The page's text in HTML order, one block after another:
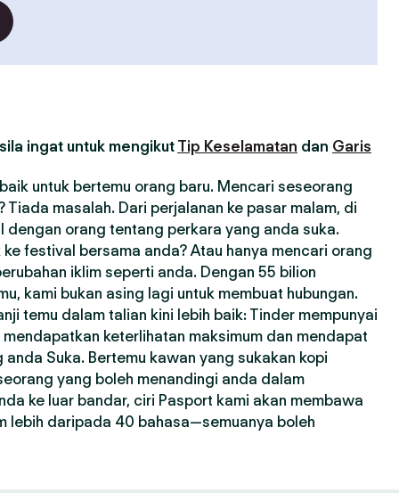
ingat untuk mengikut Tip Keselamatan dan Garis
untuk bertemu orang baru. Mencari seseorang
Tiada masalah. Dari perjalanan ke pasar malam, di
dengan orang tentang perkara yang anda suka.
festival bersama anda? Atau hanya mencari orang
iklim seperti anda. Dengan 55 bilion
kami bukan asing lagi untuk membuat hubungan.
temu dalam talian kini lebih baik: Tinder mempunyai
keterlihatan maksimum dan mendapat
Suka. Bertemu kawan yang sukakan kopi
yang boleh menandingi anda dalam
ke luar bandar, ciri Pasport kami akan membawa
lebih daripada 40 bahasa—semuanya boleh